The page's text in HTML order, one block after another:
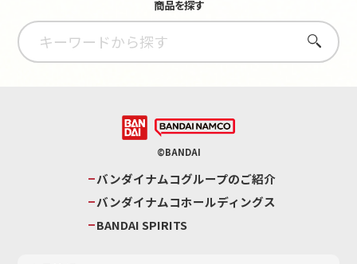
商品を探す
さがす
©BANDAI
バンダイナムコグループのご紹介
バンダイナムコホールディングス
BANDAI SPIRITS